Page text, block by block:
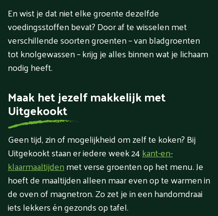
En wist je dat niet elke groente dezelfde
voedingsstoffen bevat? Door af te wisselen met
verschillende soorten groenten – van bladgroenten
tot knolgewassen – krijg je alles binnen wat je lichaam
nodig heeft.
Maak het jezelf makkelijk met
Uitgekookt
Geen tijd, zin of mogelijkheid om zelf te koken? Bij
Uitgekookt staan er iedere week 24kant-en-
klaarmaaltijdenmet verse groenten op het menu. Je
hoeft de maaltijden alleen maar even op te warmen in
de oven of magnetron. Zo zet je in een handomdraai
iets lekkers én gezonds op tafel.